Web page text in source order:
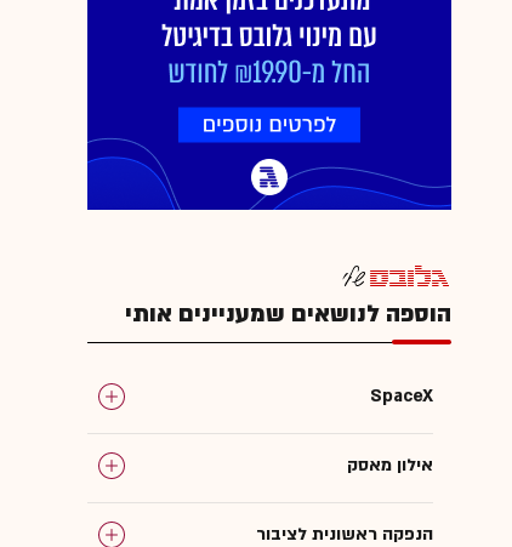
הוספה לנושאים שמעניינים אותי
SpaceX
אילון מאסק
הנפקה ראשונית לציבור